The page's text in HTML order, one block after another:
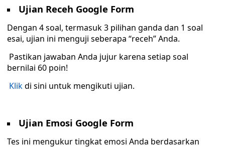
Ujian Receh Google Form
Dengan 4 soal, termasuk 3 pilihan ganda dan 1 soal
esai, ujian ini menguji seberapa “receh” Anda.
Pastikan jawaban Anda jujur karena setiap soal
bernilai 60 poin!
Klikdi sini untuk mengikuti ujian.
Ujian Emosi Google Form
Tes ini mengukur tingkat emosi Anda berdasarkan